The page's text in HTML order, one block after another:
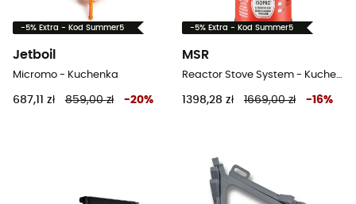
-5% Extra - Kod Summer5
Jetboil
Micromo - Kuchenka
687,11 zł 859,00 zł -20%
-5% Extra - Kod Summer5
MSR
Reactor Stove System - Kuchenka
1398,28 zł 1669,00 zł -16%